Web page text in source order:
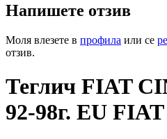
Напишете отзив
Моля влезете в профила или се
отзив.
Теглич FIAT
92-98г. EU